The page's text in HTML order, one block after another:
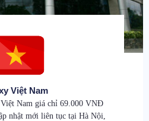
Việt Nam
Nam giá chỉ 69.000 VNĐ
nhật mới liên tục tại Hà Nội,